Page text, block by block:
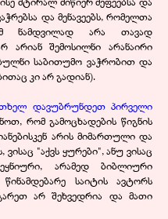
და მენავეებს, რომელთა
ნამდვილად არა თავად
არიან შემოსილნი არანაირი
საბითუმო ვაჭრობით და
კი არ გადიან).
დავუბრუნდეთ პირველი
რომ გამოცხადების წიგნის
არის მიმართული და
"აქვს ყურები", ანუ ვისაც
არამედ ბიბლიური
საიტის ავტორს
არ შეხვედრია და მათი